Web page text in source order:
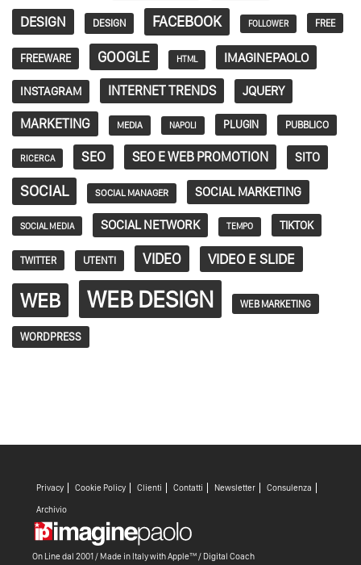
DESIGN DESIGN FACEBOOK FOLLOWER FREE
FREEWARE GOOGLE HTML IMAGINEPAOLO
INSTAGRAM INTERNET TRENDS JQUERY
MARKETING MEDIA NAPOLI PLUGIN PUBBLICO
RICERCA SEO SEO E WEB PROMOTION SITO
SOCIAL SOCIAL MANAGER SOCIAL MARKETING
SOCIAL MEDIA SOCIAL NETWORK TEMPO TIKTOK
TWITTER UTENTI VIDEO VIDEO E SLIDE
WEB WEB DESIGN WEB MARKETING
WORDPRESS
Privacy Cookie Policy Clienti Contatti Newsletter Consulenza
Archivio
On Line dal 2001 / Made in Italy withApple™ / Digital Coach